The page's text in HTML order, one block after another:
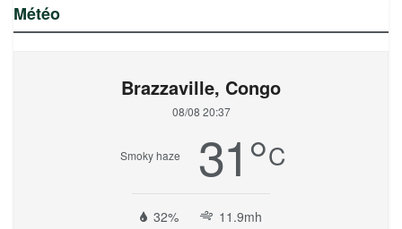
Météo
Brazzaville, Congo
08/08 20:37
Smoky haze 31°C
32% 11.9mh